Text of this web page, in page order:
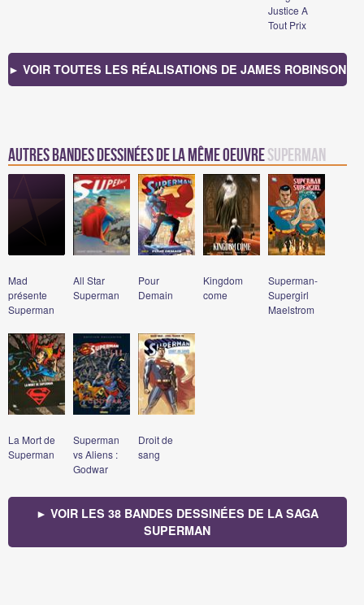
Justice A
Tout Prix
► VOIR TOUTES LES RÉALISATIONS DE JAMES ROBINSON
Autres bandes dessinées de la même oeuvreSuperman
Mad
présente
Superman
All Star
Superman
Pour
Demain
Kingdom
come
Superman-
Supergirl
Maelstrom
La Mort de
Superman
Superman
vs Aliens :
Godwar
Droit de
sang
► VOIR LES 38 BANDES DESSINÉES DE LA SAGA
SUPERMAN